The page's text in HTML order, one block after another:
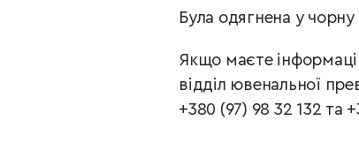
Була одягнена у
Якщо маєте
відділ ювенальної
+380 (97) 98 32 132 та